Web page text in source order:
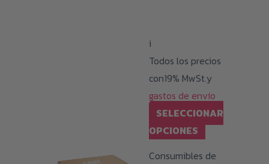
339,00 €
i
Todos los precios
con19% MwSt.y
gastos de envío
SELECCIONAR
OPCIONES Este
Consumibles de